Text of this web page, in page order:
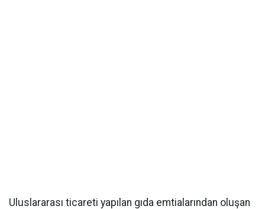
Uluslararası ticareti yapılan gıda emtialarından oluşan